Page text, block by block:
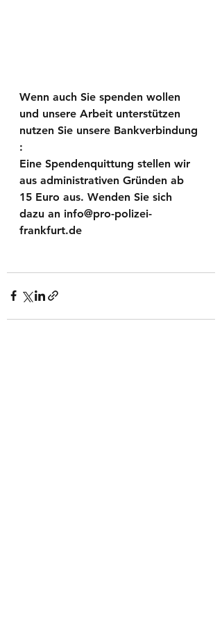
Wenn auch Sie spenden wollen
und unsere Arbeit unterstützen
nutzen Sie unsere Bankverbindung
:
Eine Spendenquittung stellen wir
aus administrativen Gründen ab
15 Euro aus. Wenden Sie sich
dazu an info@pro-polizei-
frankfurt.de